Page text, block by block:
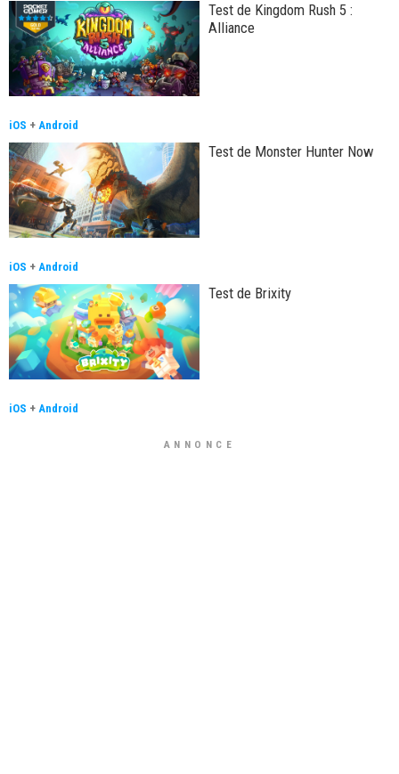
Test de Kingdom Rush 5 :
Alliance
iOS + Android
Test de Monster Hunter Now
iOS + Android
Test de Brixity
iOS + Android
ANNONCE